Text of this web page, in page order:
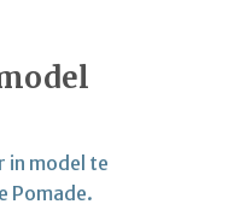
in model te
Pomade.